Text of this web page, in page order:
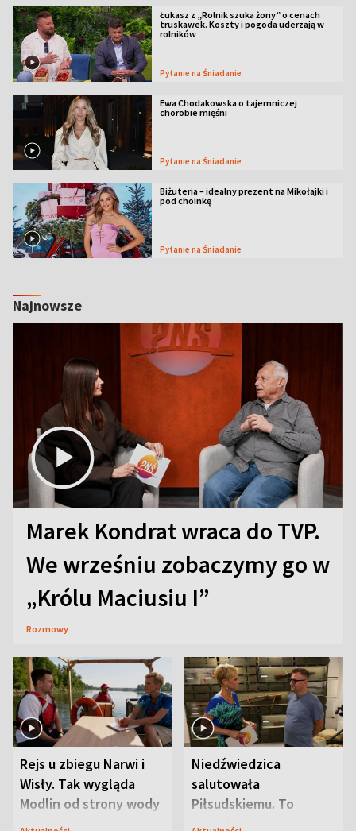
Łukasz z „Rolnik szuka żony” o cenach
truskawek. Koszty i pogoda uderzają w
rolników
Pytanie na Śniadanie
Ewa Chodakowska o tajemniczej
chorobie mięśni
Pytanie na Śniadanie
Biżuteria – idealny prezent na Mikołajki i
pod choinkę
Pytanie na Śniadanie
Najnowsze
Marek Kondrat wraca do TVP.
We wrześniu zobaczymy go w
„Królu Maciusiu I”
Rozmowy
Rejs u zbiegu Narwi i
Wisły. Tak wygląda
Modlin od strony wody
Niedźwiedzica
salutowała
Piłsudskiemu. To
niejedyna tajemnica